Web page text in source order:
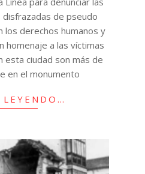
de pseudo
los derechos humanos y
homenaje a las víctimas
esta ciudad son más de
en el monumento